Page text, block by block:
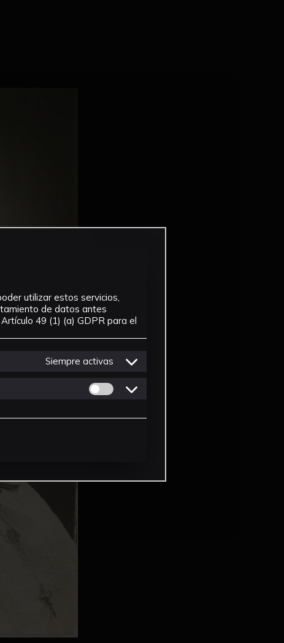
utilizar estos servicios,
de datos antes
49 (1) (a) GDPR para el
Siempre activas
Permitir cookies de Personalizacion